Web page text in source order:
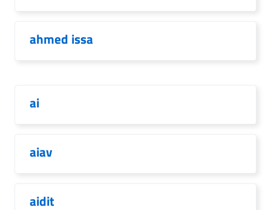
ahmed issa
ai
aiav
aidit